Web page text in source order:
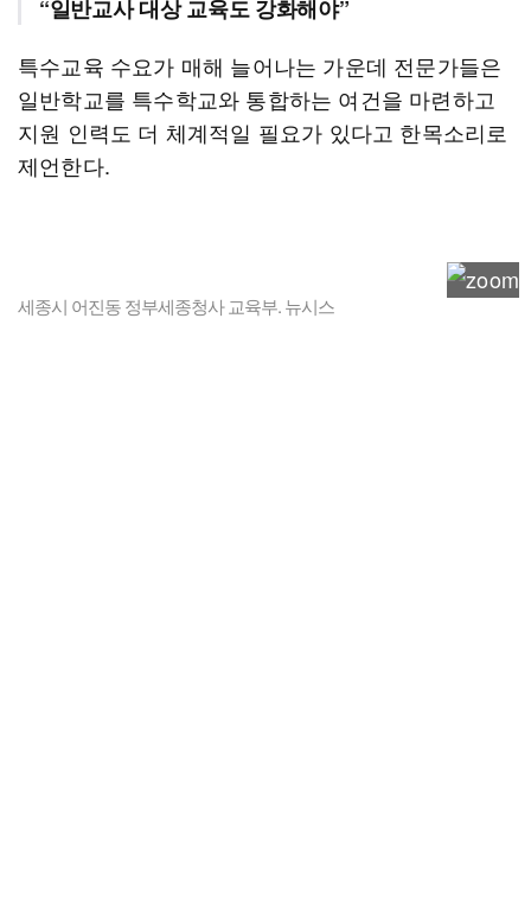
“일반교사 대상 교육도 강화해야”
특수교육 수요가 매해 늘어나는 가운데 전문가들은
일반학교를 특수학교와 통합하는 여건을 마련하고
지원 인력도 더 체계적일 필요가 있다고 한목소리로
제언한다.
세종시 어진동 정부세종청사 교육부. 뉴시스